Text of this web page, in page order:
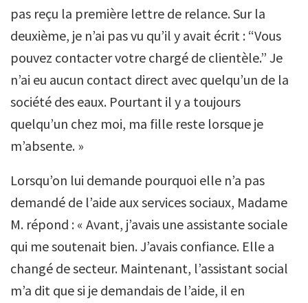
pas reçu la première lettre de relance. Sur la
deuxième, je n’ai pas vu qu’il y avait écrit : “Vous
pouvez contacter votre chargé de clientèle.” Je
n’ai eu aucun contact direct avec quelqu’un de la
société des eaux. Pourtant il y a toujours
quelqu’un chez moi, ma fille reste lorsque je
m’absente. »
Lorsqu’on lui demande pourquoi elle n’a pas
demandé de l’aide aux services sociaux, Madame
M. répond : « Avant, j’avais une assistante sociale
qui me soutenait bien. J’avais confiance. Elle a
changé de secteur. Maintenant, l’assistant social
m’a dit que si je demandais de l’aide, il en